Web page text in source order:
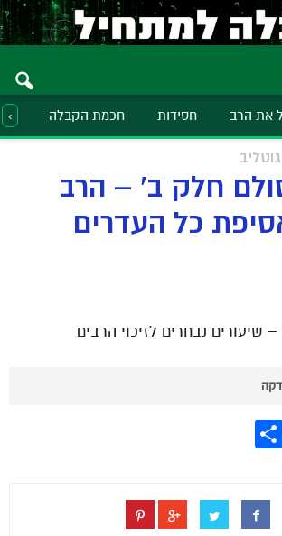
את הרב חסידות חכמת הקבלה ‹
חלק ב' – הרב
כל העדרים
שיעורים נבחרים לזיכוי הרבים